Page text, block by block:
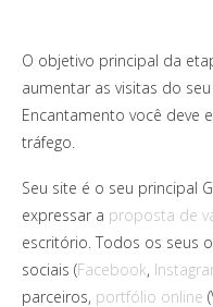
O objetivo principal da
aumentar as visitas do
Encantamento você deve
tráfego.
Seu site é o seu principal
expressar a proposta de
escritório. Todos os seus
sociais (Facebook,
parceiros, portfólio online